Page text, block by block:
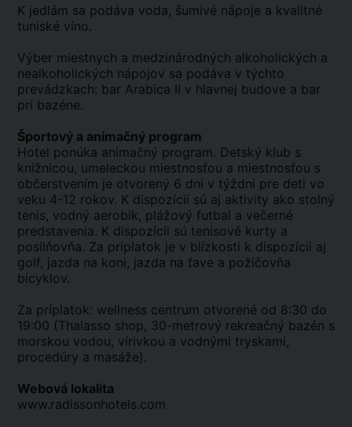
K jedlám sa podáva voda, šumivé nápoje a kvalitné
tuniské víno.
Výber miestnych a medzinárodných alkoholických a
nealkoholických nápojov sa podáva v týchto
prevádzkach: bar Arabica II v hlavnej budove a bar
pri bazéne.
Športový a animačný program
Hotel ponúka animačný program. Detský klub s
knižnicou, umeleckou miestnosťou a miestnosťou s
občerstvením je otvorený 6 dní v týždni pre deti vo
veku 4-12 rokov. K dispozícii sú aj aktivity ako stolný
tenis, vodný aerobik, plážový futbal a večerné
predstavenia. K dispozícii sú tenisové kurty a
posilňovňa. Za príplatok je v blízkosti k dispozícii aj
golf, jazda na koni, jazda na ťave a požičovňa
bicyklov.
Za príplatok: wellness centrum otvorené od 8:30 do
19:00 (Thalasso shop, 30-metrový rekreačný bazén s
morskou vodou, vírivkou a vodnými tryskami,
procedúry a masáže).
Webová lokalita
www.radissonhotels.com